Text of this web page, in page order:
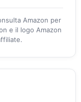
Amazon per
e il logo Amazon